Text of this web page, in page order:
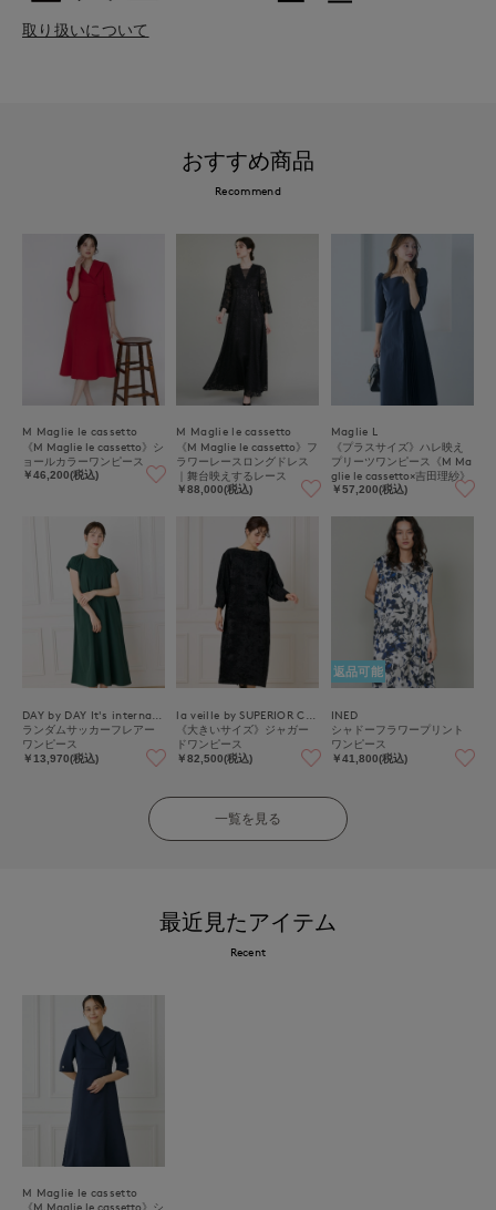
取り扱いについて
おすすめ商品
Recommend
M Maglie le cassetto
《M Maglie le cassetto》シ
ョールカラーワンピース
￥46,200(税込)
M Maglie le cassetto
《M Maglie le cassetto》フ
ラワーレースロングドレス
｜舞台映えするレース
￥88,000(税込)
Maglie L
《プラスサイズ》ハレ映え
プリーツワンピース《M Ma
glie le cassetto×吉田理紗》
￥57,200(税込)
ランダムサッカーフレアー
ワンピース
￥13,970(税込)
《大きいサイズ》ジャガー
ドワンピース
￥82,500(税込)
返品可能
INED
シャドーフラワープリント
ワンピース
￥41,800(税込)
一覧を見る
最近見たアイテム
Recent
M Maglie le cassetto
《M Maglie le cassetto》シ